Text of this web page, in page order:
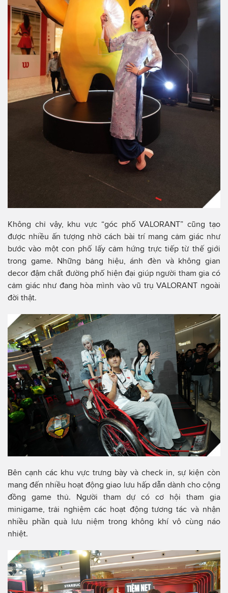
Không chỉ vậy, khu vực “góc phố VALORANT” cũng tạo
được nhiều ấn tượng nhờ cách bài trí mang cảm giác như
bước vào một con phố lấy cảm hứng trực tiếp từ thế giới
trong game. Những bảng hiệu, ánh đèn và không gian
decor đậm chất đường phố hiện đại giúp người tham gia có
cảm giác như đang hòa mình vào vũ trụ VALORANT ngoài
đời thật.
Bên cạnh các khu vực trưng bày và check in, sự kiện còn
mang đến nhiều hoạt động giao lưu hấp dẫn dành cho cộng
đồng game thủ. Người tham dự có cơ hội tham gia
minigame, trải nghiệm các hoạt động tương tác và nhận
nhiều phần quà lưu niệm trong không khí vô cùng náo
nhiệt.